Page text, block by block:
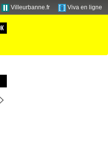
Villeurbanne.fr Viva en ligne